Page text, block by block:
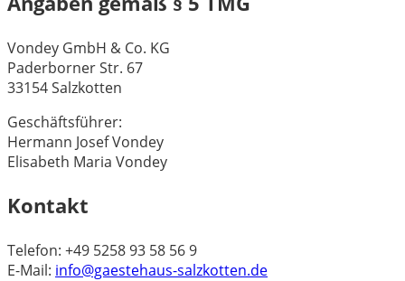
Vondey GmbH & Co. KG
Paderborner Str. 67
33154 Salzkotten
Geschäftsführer:
Hermann Josef Vondey
Elisabeth Maria Vondey
Kontakt
Telefon: +49 5258 93 58 56 9
E-Mail: info@gaestehaus-salzkotten.de